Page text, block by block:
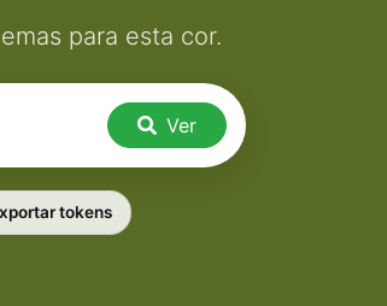
para esta cor.
Ver
tokens